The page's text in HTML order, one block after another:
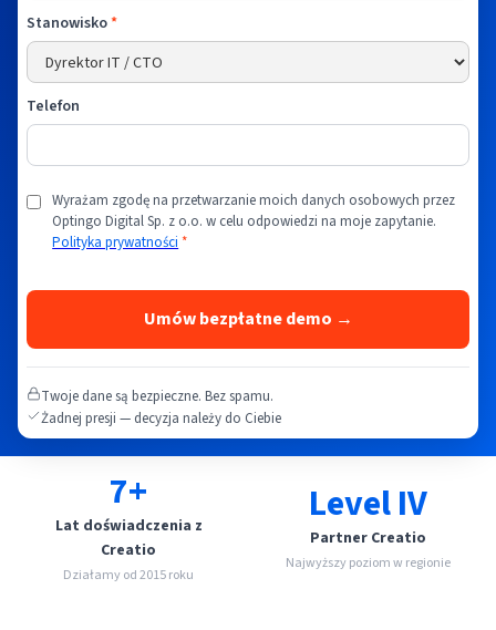
Stanowisko*
Telefon
Wyrażam zgodę na przetwarzanie moich danych osobowych przez
Optingo Digital Sp. z o.o. w celu odpowiedzi na moje zapytanie.
Polityka prywatności *
Twoje dane są bezpieczne. Bez spamu.
Żadnej presji — decyzja należy do Ciebie
7+
Lat doświadczenia z
Creatio
Działamy od 2015 roku
Level IV
Partner Creatio
Najwyższy poziom w regionie